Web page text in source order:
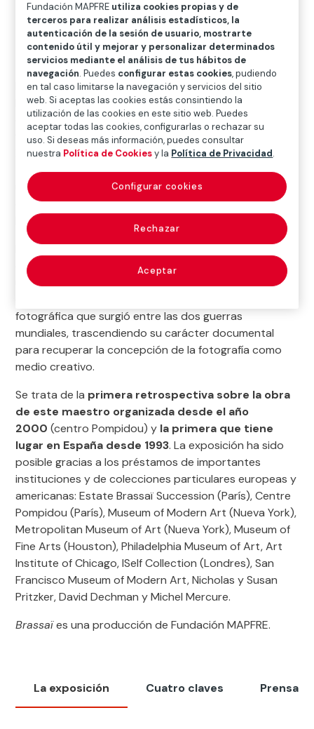
Después de su paso por Barcelona la exposición
BRASSAÏ, de producción propia, acerca a Madrid la
obra de este genial fotógrafo húngaro, figura
fundamental en la historia de la fotografía del siglo
XX. La muestra recorre su trayectoria a través de
más de 200 piezas(fotografías de época, dibujos,
una escultura y material documental) y podrá
disfrutarse en nuestra Sala Fundación MAPFRE
Recoletos hasta el 2 de septiembre de 2018.
El trabajo de Brassaï, ya reconocido a principios de la
década de 1950, ha llegado a ser considerado como
una de las piedras angulares del nacimiento y
fotográfica que surgió entre las dos guerras
mundiales, trascendiendo su carácter documental
para recuperar la concepción de la fotografía como
medio creativo.
Se trata de la primera retrospectiva sobre la obra
de este maestro organizada desde el año
2000 (centro Pompidou) y la primera que tiene
lugar en España desde 1993. La exposición ha sido
posible gracias a los préstamos de importantes
instituciones y de colecciones particulares europeas y
americanas: Estate Brassaï Succession (París), Centre
Pompidou (París), Museum of Modern Art (Nueva York),
Metropolitan Museum of Art (Nueva York), Museum of
Fine Arts (Houston), Philadelphia Museum of Art, Art
Institute of Chicago, ISelf Collection (Londres), San
Francisco Museum of Modern Art, Nicholas y Susan
Pritzker, David Dechman y Michel Mercure.
Brassaïes una producción de Fundación MAPFRE.
La exposición Cuatro claves Prensa
Fundación MAPFRE utiliza cookies propias y de
terceros para realizar análisis estadísticos, la
autenticación de la sesión de usuario, mostrarte
contenido útil y mejorar y personalizar determinados
servicios mediante el análisis de tus hábitos de
navegación. Puedes configurar estas cookies, pudiendo
en tal caso limitarse la navegación y servicios del sitio
web. Si aceptas las cookies estás consintiendo la
utilización de las cookies en este sitio web. Puedes
aceptar todas las cookies, configurarlas o rechazar su
uso. Si deseas más información, puedes consultar
nuestra Política de Cookiesy la Política de Privacidad.
Rechazar
Aceptar
Configurar cookies